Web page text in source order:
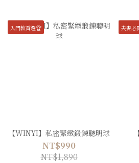
入門款首選🏆
【WINYI】私密緊緻鍛鍊聰明球
NT$990
NT$1,890
夫妻必